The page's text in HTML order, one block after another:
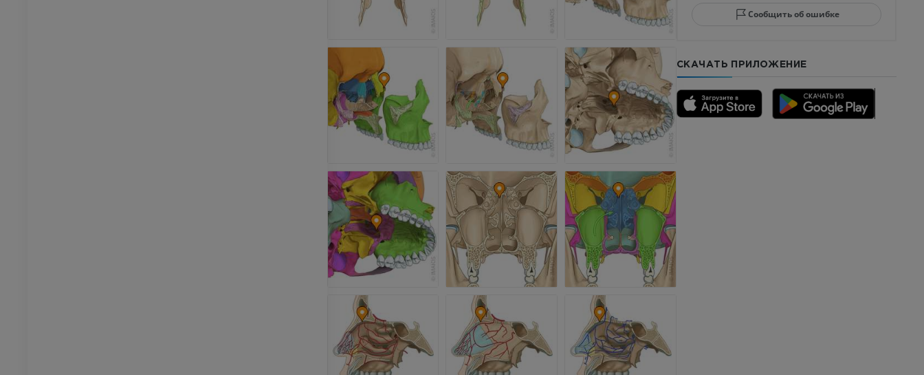
Иллюстрации
ПРЕМИУМ
Ангиография артерий
верхней конечности
Ангиография
БЕСПЛАТНО
Visible Human Project
Фотографии
заднего отдела стопы
MPT
МРТ переднего отдела
стопы
MPT
ПРЕМИУМ
Lower limb CTA
ПРЕМИУМ
Голень (артерии и
кости)
KT
БЕСПЛАТНО
Ангиография артерий
нижних конечностей
Ангиография
БЕСПЛАТНО
Сообщить об ошибке
СКАЧАТЬ ПРИЛОЖЕНИЕ